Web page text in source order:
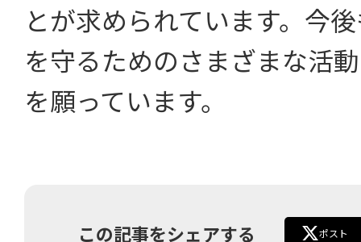
とが求められています。今
を守るためのさまざまな活
を願っています。
この記事をシェアする ポスト